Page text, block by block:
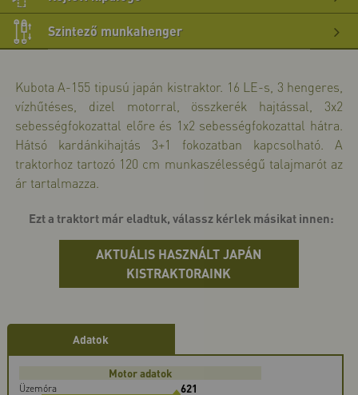
>>
Szintező munkahenger
>>
Kubota A-155 tipusú japán kistraktor. 16 LE-s, 3 hengeres,
vízhűtéses, dizel motorral, összkerék hajtással, 3x2
sebességfokozattal előre és 1x2 sebességfokozattal hátra.
Hátsó kardánkihajtás 3+1 fokozatban kapcsolható. A
traktorhoz tartozó 120 cm munkaszélességű talajmarót az
ár tartalmazza.
Ezt a traktort már eladtuk, válassz kérlek másikat innen:
AKTUÁLIS HASZNÁLT JAPÁN
KISTRAKTORAINK
Adatok
Motor adatok
Üzemóra 621